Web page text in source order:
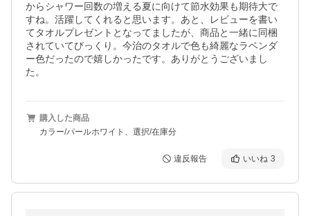
からシャワー回数の増える夏に向けて節水効果も期待大で
すね。活躍してくれると思います。あと、レビューを書い
てタオルプレゼントとなってましたが、商品と一緒に同梱
されていてびっくり。今治のタオルで色も綺麗なラベンダ
ー色だったので嬉しかったです。ありがとうございまし
た。
購入した商品
カラー/パールホワイト、選択/在庫分
違反報告 いいね 3